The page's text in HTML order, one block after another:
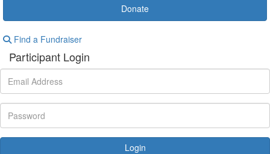
Donate
Find a Fundraiser
Participant Login
Login